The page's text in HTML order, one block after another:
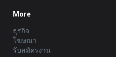
More
ธุรกิจ
โฆษณา
รับสมัครงาน